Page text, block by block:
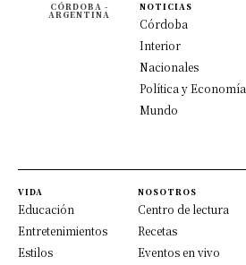
CÓRDOBA -
ARGENTINA
NOTICIAS
Córdoba
Interior
Nacionales
Política y Economía
Mundo
VIDA
Educación
Entretenimientos
Estilos
NOSOTROS
Centro de lectura
Recetas
Eventos en vivo